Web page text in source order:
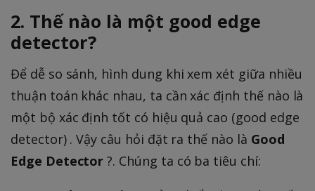
2. Thế nào là một good edge
detector?
Để dễ so sánh, hình dung khi xem xét giữa nhiều
thuận toán khác nhau, ta cần xác định thế nào là
một bộ xác định tốt có hiệu quả cao (good edge
detector) . Vậy câu hỏi đặt ra thế nào là Good
Edge Detector ?. Chúng ta có ba tiêu chí: